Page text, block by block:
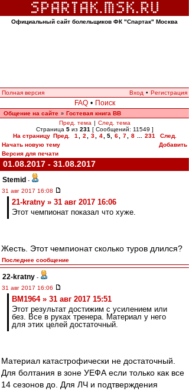
Официальный сайт болельщиков ФК "Спартак" Москва
Полная версия Вход • Регистрация
FAQ • Поиск
Общение на сайте » Гостевая книга ВВ
Пред. тема | След. тема
Страница 5из 231 [ Сообщений: 11549 ]
На страницу Пред. 1 2 3 4 5, 6 7 8 231
След.
Начать новую тему
Добавить
Версия для печати
01.08.2017 - 31.08.2017
Stemid -
31 авг 2017 16:08
21-kratny » 31 авг 2017 16:06
Этот чемпионат показал что хуже.
Жесть. Этот чемпионат сколько туров длился?
Последнее сообщение
22-kratny -
31 авг 2017 16:06
BM1964 » 31 авг 2017 15:51
Этот результат достижим с усилением или
без. Все в руках тренера. Материал у него
для этих целей достаточный.
Материал катастрофически не достаточный.
Для болтания в зоне УЕФА если только как все
14 сезонов до. Для ЛЧ и подтверждения